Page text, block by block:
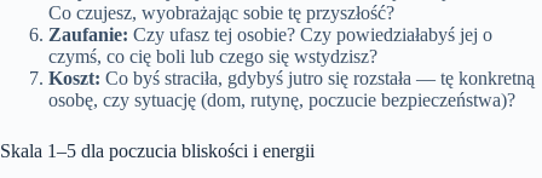
Co czujesz, wyobrażając sobie tę przyszłość?
Zaufanie: Czy ufasz tej osobie? Czy powiedziałabyś jej o
czymś, co cię boli lub czego się wstydzisz?
Koszt: Co byś straciła, gdybyś jutro się rozstała — tę konkretną
osobę, czy sytuację (dom, rutynę, poczucie bezpieczeństwa)?
Skala 1–5 dla poczucia bliskości i energii